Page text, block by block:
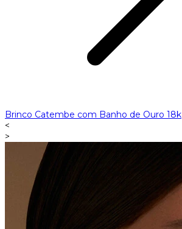
Brinco Catembe com Banho de Ouro 18k
<
>